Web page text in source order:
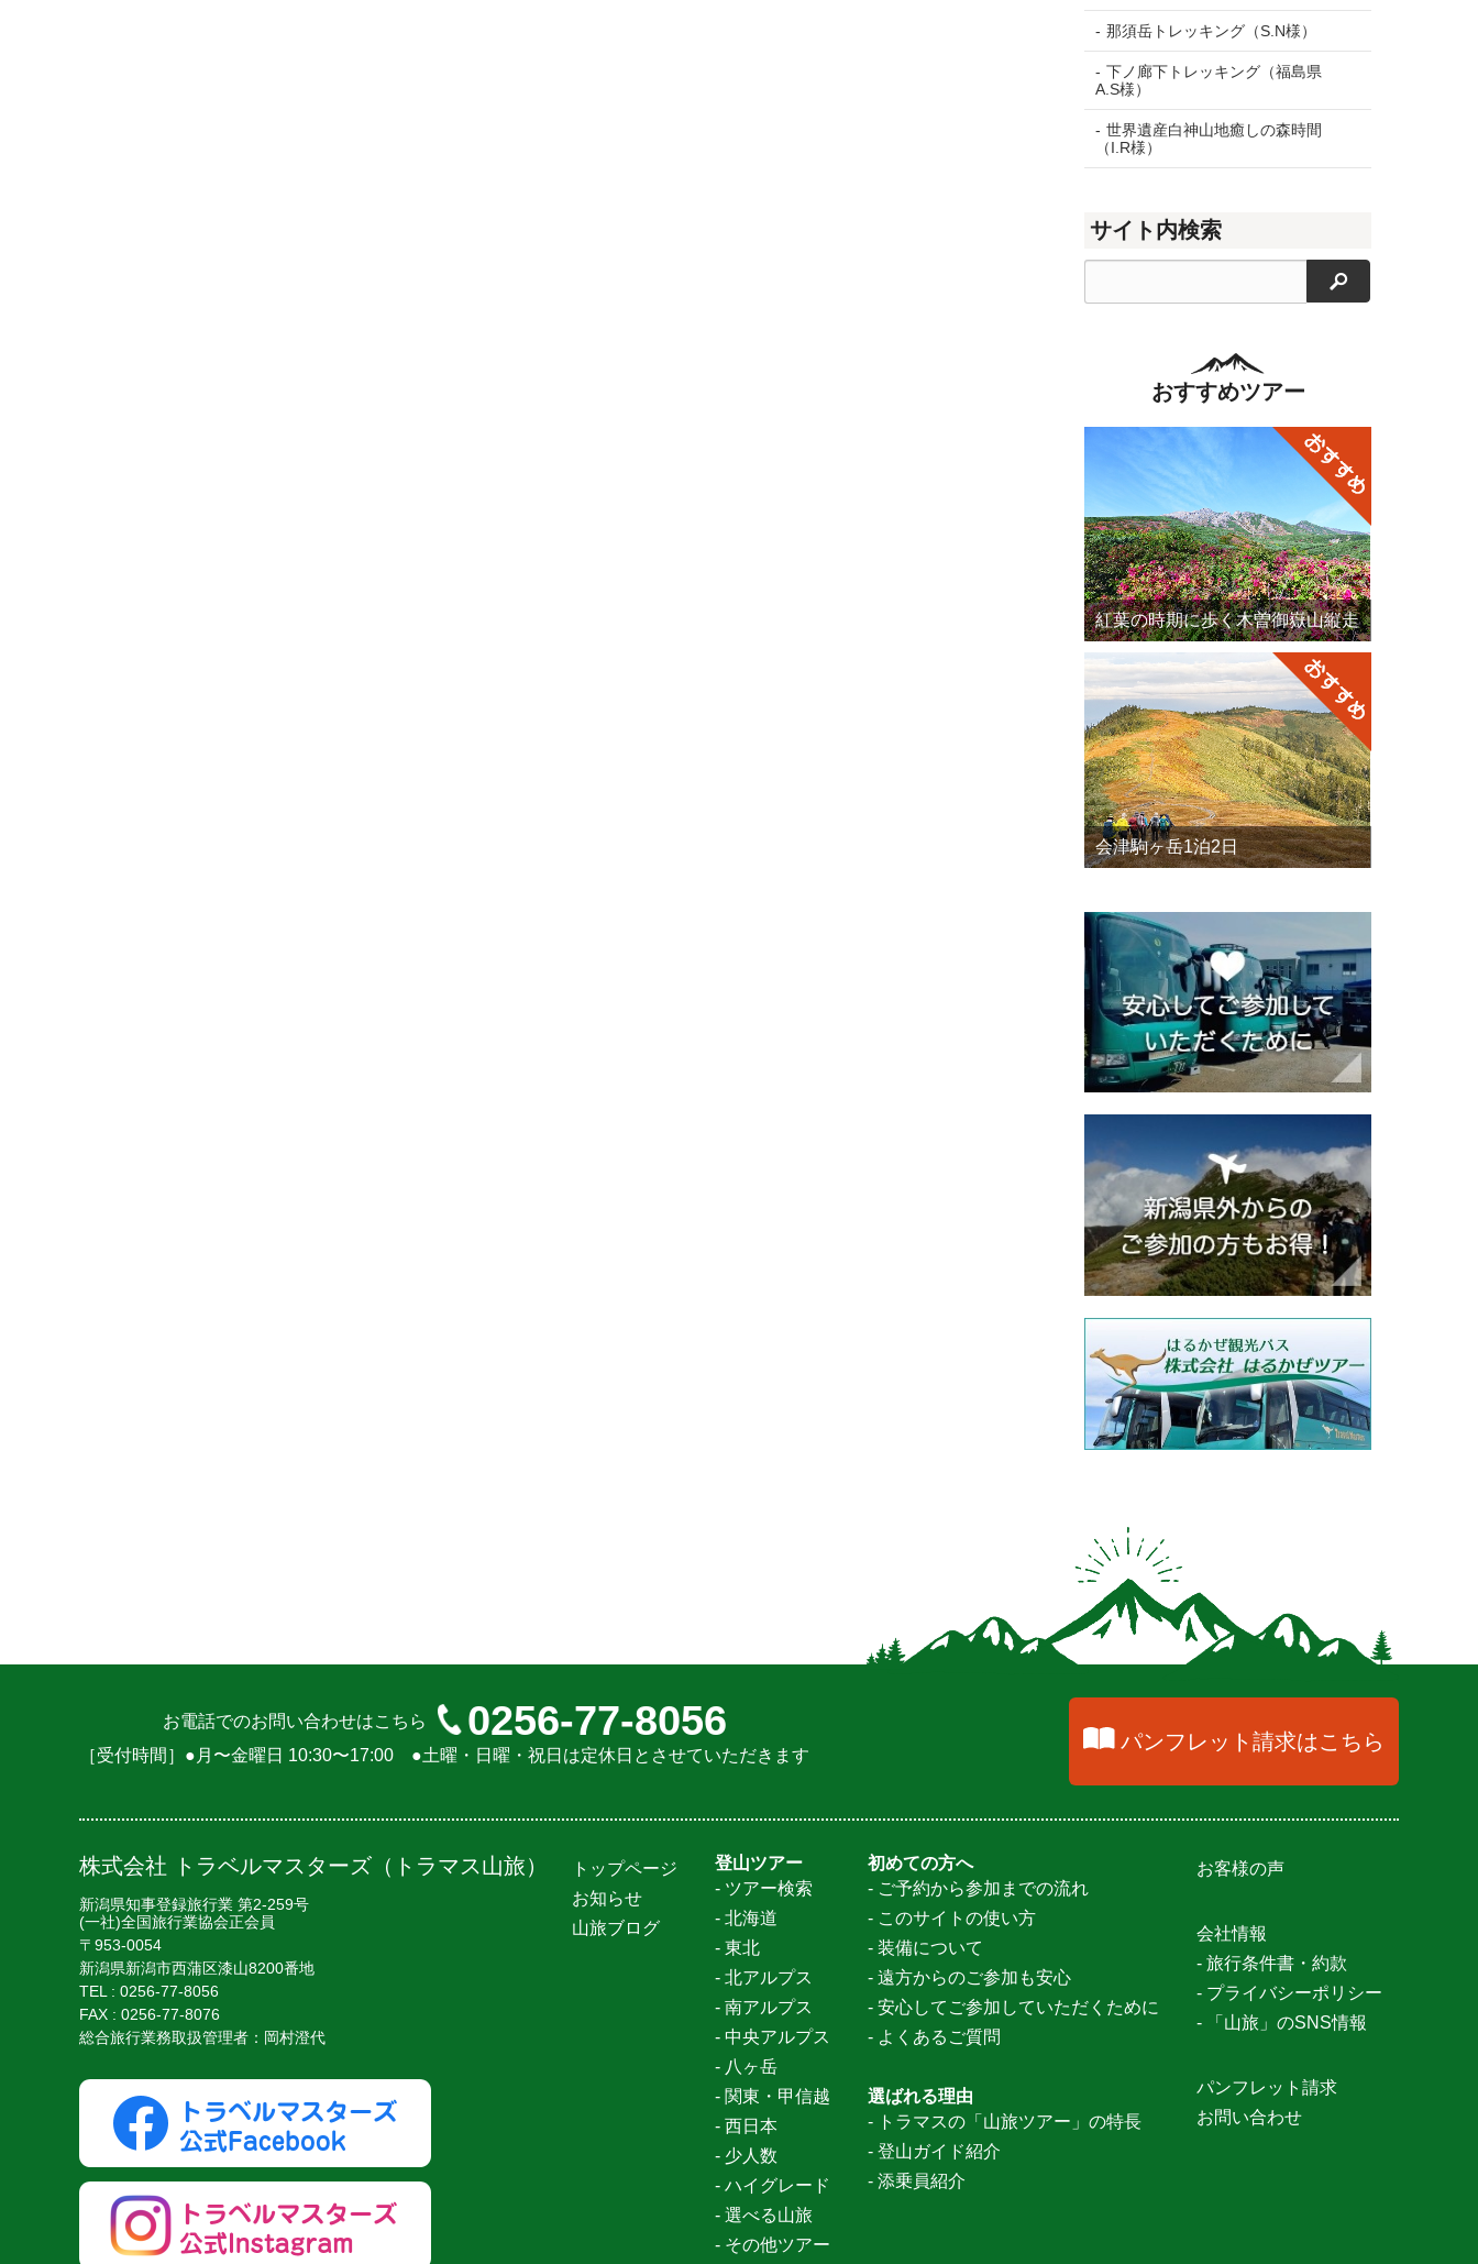
那須岳トレッキング（S.N様）
下ノ廊下トレッキング（福島県
A.S様）
世界遺産白神山地癒しの森時間
（I.R様）
サイト内検索
検索
おすすめツアー
紅葉の時期に歩く木曽御嶽山縦走
会津駒ヶ岳1泊2日
お電話でのお問い合わせはこちら TEL：
0256-77-8056
［受付時間］●月〜金曜日 10:30〜17:00 ●土曜・日曜・祝日は定休日とさせていただきます
パンフレット請求はこちら
株式会社 トラベルマスターズ（トラマス山旅）
新潟県知事登録旅行業 第2-259号
(一社)全国旅行業協会正会員
〒953-0054
新潟県新潟市西蒲区漆山8200番地
TEL : 0256-77-8056
FAX : 0256-77-8076
総合旅行業務取扱管理者：岡村澄代
トップページ
お知らせ
山旅ブログ
登山ツアー
- ツアー検索
- 北海道
- 東北
- 北アルプス
- 南アルプス
- 中央アルプス
- 八ヶ岳
- 関東・甲信越
- 西日本
- 少人数
- ハイグレード
- 選べる山旅
- その他ツアー
初めての方へ
- ご予約から参加までの流れ
- このサイトの使い方
- 装備について
- 遠方からのご参加も安心
- 安心してご参加していただくために
- よくあるご質問
選ばれる理由
- トラマスの「山旅ツアー」の特長
- 登山ガイド紹介
- 添乗員紹介
お客様の声
会社情報
- 旅行条件書・約款
- プライバシーポリシー
- 「山旅」のSNS情報
パンフレット請求
お問い合わせ